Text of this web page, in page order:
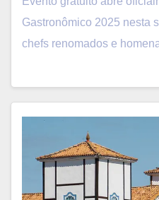
Gastronômico 2025 nesta
chefs renomados e